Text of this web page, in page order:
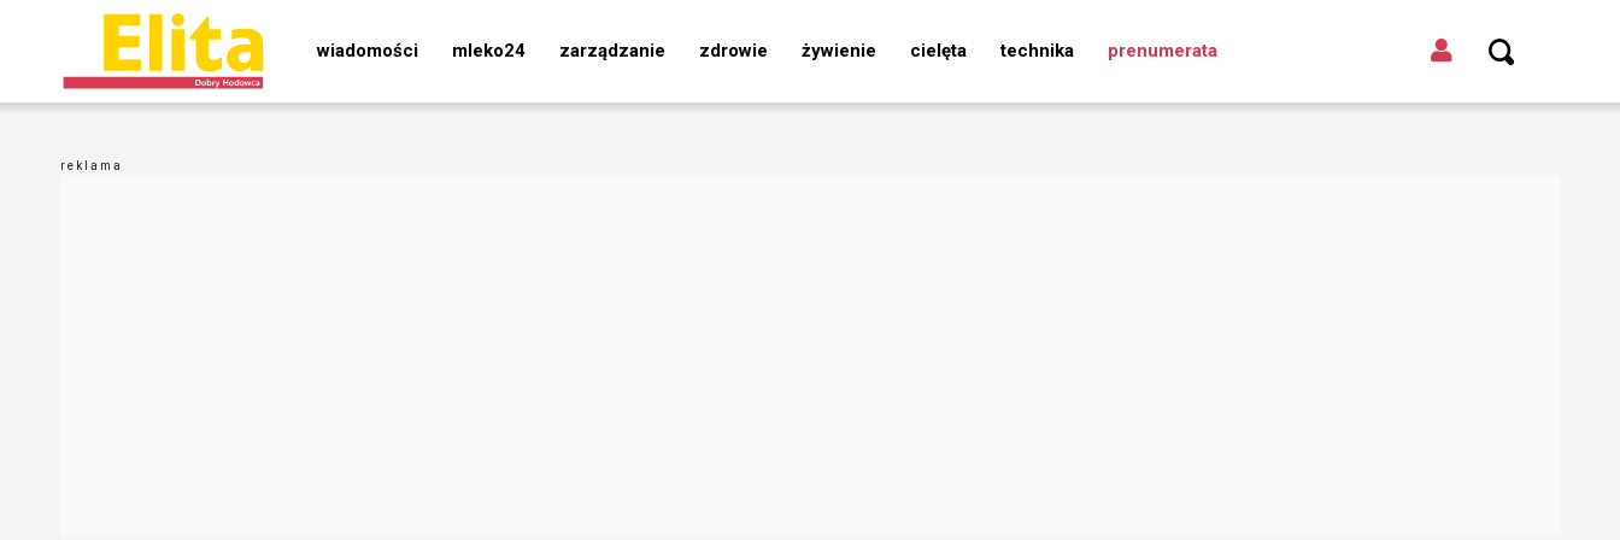
wiadomości mleko24 zarządzanie zdrowie żywienie cielęta technika prenumerata